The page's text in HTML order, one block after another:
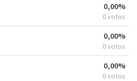
0,00%
0 votos
0,00%
0 votos
0,00%
0 votos